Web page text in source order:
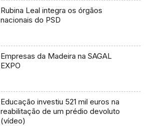
Rubina Leal integra os órgãos
nacionais do PSD
Empresas da Madeira na SAGAL
EXPO
Educação investiu 521 mil euros na
reabilitação de um prédio devoluto
(vídeo)